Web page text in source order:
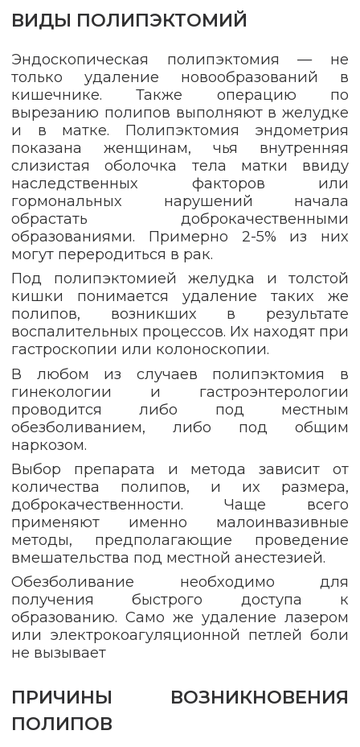
ВИДЫ ПОЛИПЭКТОМИЙ
Эндоскопическая полипэктомия — не
только удаление новообразований в
кишечнике. Также операцию по
вырезанию полипов выполняют в желудке
и в матке. Полипэктомия эндометрия
показана женщинам, чья внутренняя
слизистая оболочка тела матки ввиду
наследственных факторов или
гормональных нарушений начала
обрастать доброкачественными
образованиями. Примерно 2-5% из них
могут переродиться в рак.
Под полипэктомией желудка и толстой
кишки понимается удаление таких же
полипов, возникших в результате
воспалительных процессов. Их находят при
гастроскопии или колоноскопии.
В любом из случаев полипэктомия в
гинекологии и гастроэнтерологии
проводится либо под местным
обезболиванием, либо под общим
наркозом.
Выбор препарата и метода зависит от
количества полипов, и их размера,
доброкачественности. Чаще всего
применяют именно малоинвазивные
методы, предполагающие проведение
вмешательства под местной анестезией.
Обезболивание необходимо для
получения быстрого доступа к
образованию. Само же удаление лазером
или электрокоагуляционной петлей боли
не вызывает
ПРИЧИНЫ ВОЗНИКНОВЕНИЯ
ПОЛИПОВ